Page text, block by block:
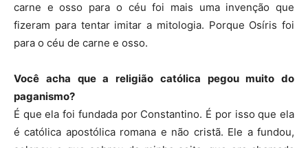
carne e osso para o céu foi mais uma invenção que
fizeram para tentar imitar a mitologia. Porque Osíris foi
para o céu de carne e osso.
Você acha que a religião católica pegou muito do
paganismo?
É que ela foi fundada por Constantino. É por isso que ela
é católica apostólica romana e não cristã. Ele a fundou,